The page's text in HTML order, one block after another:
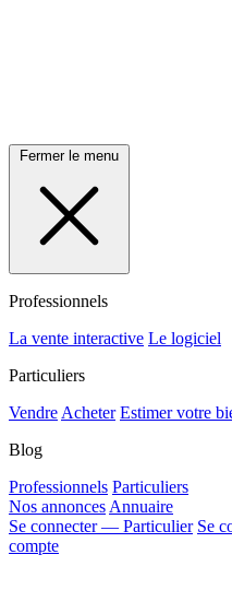
Fermer le menu
Professionnels
La vente interactive Le logiciel
Particuliers
Vendre Acheter Estimer votre
Blog
Professionnels Particuliers
Nos annonces Annuaire
Se connecter — Particulier Se
compte